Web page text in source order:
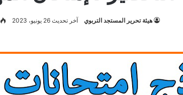
هيئة تحرير المستجد التربوي آخر تحديث 26 يونيو، 2023